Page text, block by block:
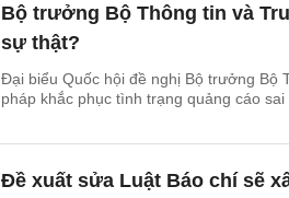
Bộ trưởng Bộ Thông tin và
sự thật?
Đại biểu Quốc hội đề nghị Bộ trưởng Bộ
pháp khắc phục tình trạng quảng cáo
Đề xuất sửa Luật Báo chí sẽ